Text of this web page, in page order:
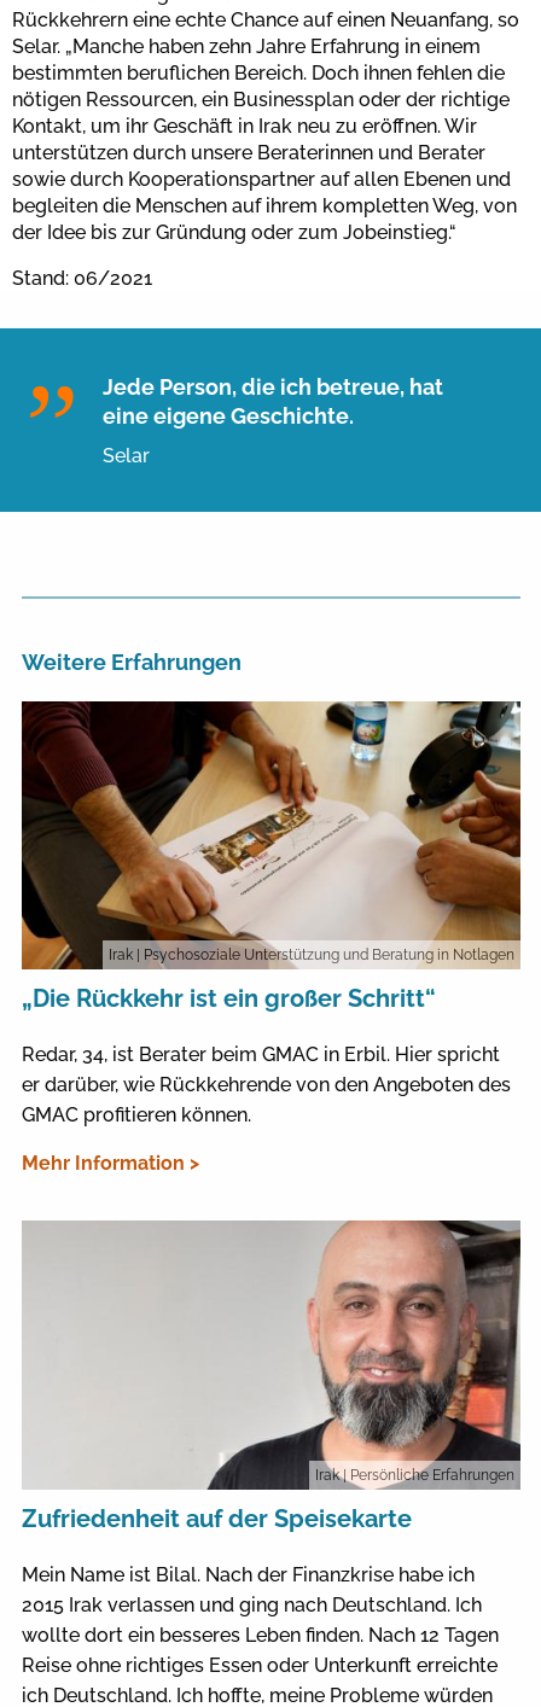
Rückkehrern eine echte Chance auf einen Neuanfang, so
Selar. „Manche haben zehn Jahre Erfahrung in einem
bestimmten beruflichen Bereich. Doch ihnen fehlen die
nötigen Ressourcen, ein Businessplan oder der richtige
Kontakt, um ihr Geschäft in Irak neu zu eröffnen. Wir
unterstützen durch unsere Beraterinnen und Berater
sowie durch Kooperationspartner auf allen Ebenen und
begleiten die Menschen auf ihrem kompletten Weg, von
der Idee bis zur Gründung oder zum Jobeinstieg.“
Stand: 06/2021
Jede Person, die ich betreue, hat
eine eigene Geschichte.
Selar
Weitere Erfahrungen
Irak | Psychosoziale Unterstützung und Beratung in Notlagen
„Die Rückkehr ist ein großer Schritt“
Redar, 34, ist Berater beim GMAC in Erbil. Hier spricht
er darüber, wie Rückkehrende von den Angeboten des
GMAC profitieren können.
Mehr Information >
Irak| Persönliche Erfahrungen
Zufriedenheit auf der Speisekarte
Mein Name ist Bilal. Nach der Finanzkrise habe ich
2015 Irak verlassen und ging nach Deutschland. Ich
wollte dort ein besseres Leben finden. Nach 12 Tagen
Reise ohne richtiges Essen oder Unterkunft erreichte
ich Deutschland. Ich hoffte, meine Probleme würden